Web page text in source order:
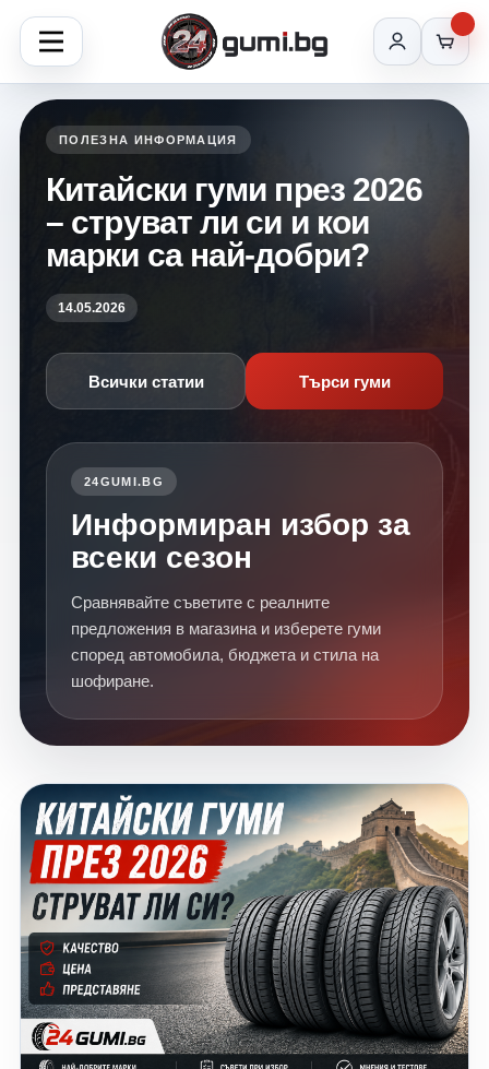
ПОЛЕЗНА ИНФОРМАЦИЯ
Китайски гуми през 2026
– струват ли си и кои
марки са най-добри?
14.05.2026
Всички статии Търси гуми
24GUMI.BG
Информиран избор за
всеки сезон
Сравнявайте съветите с реалните
предложения в магазина и изберете гуми
според автомобила, бюджета и стила на
шофиране.